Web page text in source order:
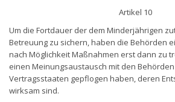
Artikel 10
Um die Fortdauer der dem Minderjährigen
Betreuung zu sichern, haben die Behörden
nach Möglichkeit Maßnahmen erst dann zu
einen Meinungsaustausch mit den
Vertragsstaaten gepflogen haben, deren
wirksam sind.